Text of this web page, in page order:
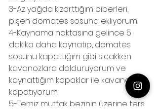
3-Az yağda kızarttığım biberleri,
pişen domates sosuna ekliyorum.
4-Kaynama noktasına gelince 5
dakika daha kaynatıp, domates
sosunu kapattığım gibi sıcakken
kavanozlara dolduruyorum ve
kaynattığım kapaklar ile kavanozları
kapatıyorum.
5-Temiz mutfak bezinin üzerine ters